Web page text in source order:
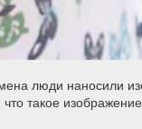
люди наносили
такое